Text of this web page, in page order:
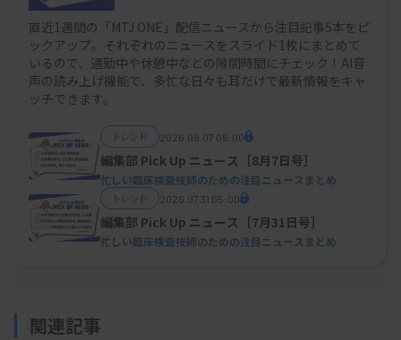
直近1週間の「MTJ ONE」配信ニュースから注目記事5本をピ
ックアップ。それぞれのニュースをスライド1枚にまとめて
いるので、通勤中や休憩中などの隙間時間にチェック！AI音
声の読み上げ機能で、多忙な日々も耳だけで最新情報をキャ
ッチできます。
トレンド 2026.08.07 05:00
編集部 Pick Up ニュース［8月7日号］
忙しい臨床検査技師のための注目ニュースまとめ
トレンド 2026.07.31 05:00
編集部 Pick Up ニュース［7月31日号］
忙しい臨床検査技師のための注目ニュースまとめ
関連記事